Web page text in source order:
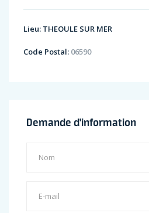
Lieu: THEOULE SUR MER
Code Postal: 06590
Demande d'information